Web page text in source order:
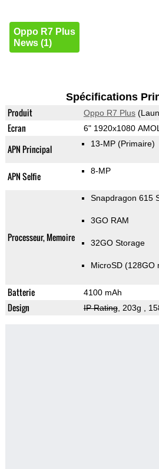
Oppo R7 Plus
News (1)
Spécifications
Produit Oppo R7 Plus
Ecran 6" 1920x1080
APN Principal 13-MP (Primaire)
APN Selfie 8-MP
Processeur, Memoire
Snapdragon 615
3GO RAM
32GO Storage
MicroSD (128GO
Batterie 4100 mAh
Design IP Rating, 203g ,